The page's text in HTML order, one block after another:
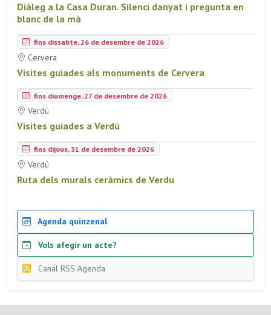
Diàleg a la Casa Duran. Silenci danyat i pregunta en
blanc de la mà
fins dissabte, 26 de desembre de 2026
Cervera
Visites guiades als monuments de Cervera
fins diumenge, 27 de desembre de 2026
Verdú
Visites guiades a Verdú
fins dijous, 31 de desembre de 2026
Verdú
Ruta dels murals ceràmics de Verdu
Agenda quinzenal
Vols afegir un acte?
Canal RSS Agenda